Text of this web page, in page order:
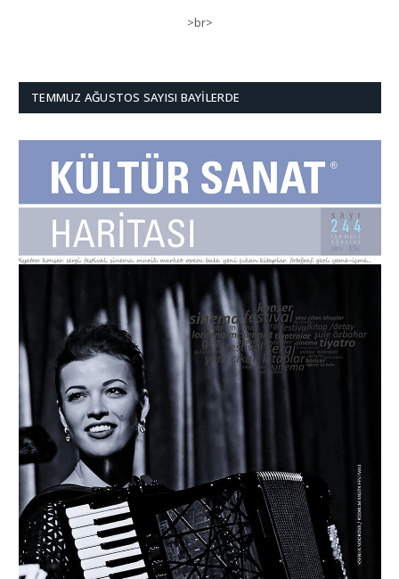
>br>
TEMMUZ AĞUSTOS SAYISI BAYILERDE